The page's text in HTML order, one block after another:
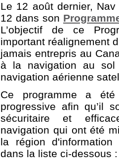
Le 12 août dernier,
12 dans son
L’objectif de ce
important réalignement
jamais entrepris au
à la navigation au sol
navigation aérienne
Ce programme a
progressive afin qu’il
sécuritaire et
navigation qui ont été
la région
dans la liste ci-dessous :